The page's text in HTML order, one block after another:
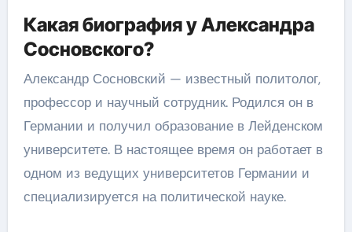
Какая биография у Александра
Сосновского?
Александр Сосновский — известный политолог,
профессор и научный сотрудник. Родился он в
Германии и получил образование в Лейденском
университете. В настоящее время он работает в
одном из ведущих университетов Германии и
специализируется на политической науке.